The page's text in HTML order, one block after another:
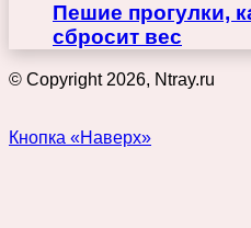
Пешие прогулки,
сбросит вес
© Copyright 2026, Ntray.ru
Кнопка «Наверх»